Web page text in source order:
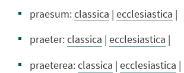
praesum:classica | ecclesiastica |
praeter:classica | ecclesiastica |
praeterea:classica | ecclesiastica |